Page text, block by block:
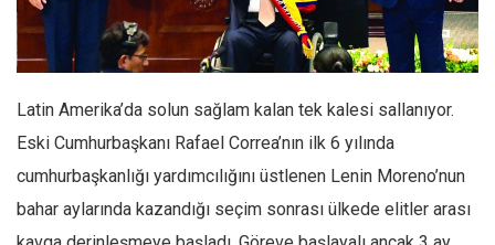
Facebook
Instagram
Editörden
Kemal Özer
Mahmut Toptaş
Latin Amerika’da solun sağlam kalan tek kalesi sallanıyor.
Eski Cumhurbaşkanı Rafael Correa’nın ilk 6 yılında
cumhurbaşkanlığı yardımcılığını üstlenen Lenin Moreno’nun
bahar aylarında kazandığı seçim sonrası ülkede elitler arası